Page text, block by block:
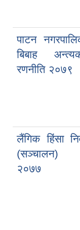
पाटन
बिबाह
रणनीति २०७९
लैंगिक हिंसा
(सञ्‍चालन)
२०७७